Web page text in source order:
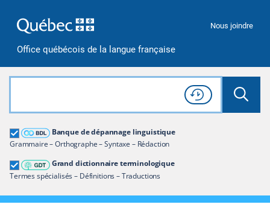
Office québécois de la langue française
Nous joindre
Rechercher dans tout le site
Lancer
Consulter l'
Historique
de recherche
Banque de dépannage linguistique
Grammaire – Orthographe – Syntaxe – Rédaction
Grand dictionnaire terminologique
Termes spécialisés – Définitions – Traductions
Grand dictionnaire terminologique
Restreindre aux termes